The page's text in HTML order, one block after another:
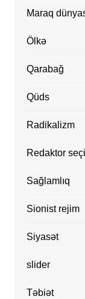
Maraq
Ölkə
Qarabağ
Qüds
Radikalizm
Redaktor
Sağlamlıq
Sionist rejim
Siyasət
slider
Təbiət